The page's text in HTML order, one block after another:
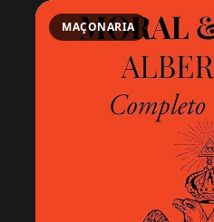
MAÇONARIA